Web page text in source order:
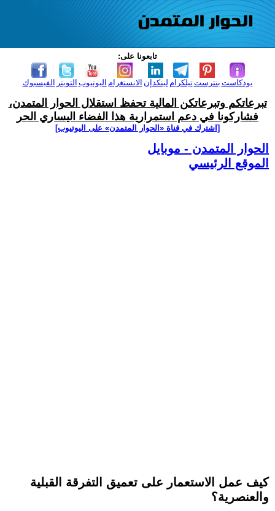
تابعونا على:
الفيسبوك التويتر اليوتيوب الانستغرام لينكدإن تيلكرامبنترست بودكاست
تبرعاتكم وتبرعاتكن المالية تحفظ استقلال الحوار المتمدن،
فشاركونا في دعم استمرارية هذا الفضاء اليساري الحر
[اشترك في قناة ‫«الحوار المتمدن» على اليوتيوب]
الحوار المتمدن - موبايل
الموقع الرئيسي
كيف عمل الاستعمار على تعميق التفرقة القبلية
والعنصرية؟